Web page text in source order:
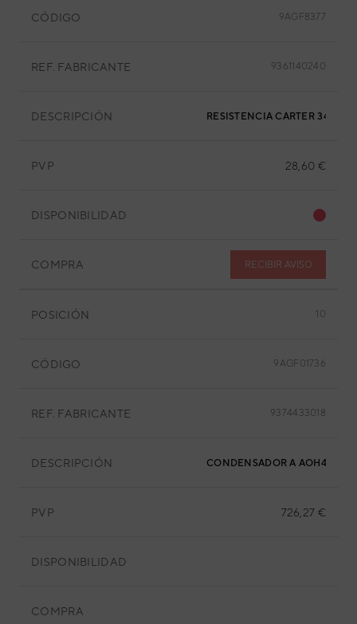
CÓDIGO 9AGF8377
REF. FABRICANTE 9361140240
DESCRIPCIÓN RESISTENCIA CARTER 34W
PVP 28,60 €
DISPONIBILIDAD
COMPRA RECIBIR AVISO
POSICIÓN 10
CÓDIGO 9AGF01736
REF. FABRICANTE 9374433018
DESCRIPCIÓN CONDENSADOR A
PVP 726,27 €
DISPONIBILIDAD
COMPRA